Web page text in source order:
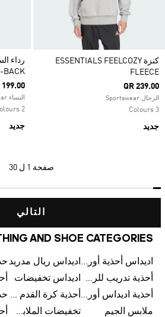
كنزة ESSENTIALS FEELCOZY
FLEECE
QR 239.00
الرجال Sportswear
3 Colours
جديد
BACK
199.00
النساء Sportswear
2 Colours
جديد
صفحة 1 ل 30
التالي
AND SHOE CATEGORIES
اديداس أحذية أورجينالز اديداس ريال مدريد
أحذية تدريب للرجال
اديداس تخفيضات
أحذية اديداس أورجينال للنساء
أحذية كرة القدم للرجال
ملابس الجيم
تخفيضات الملابس للأطفال